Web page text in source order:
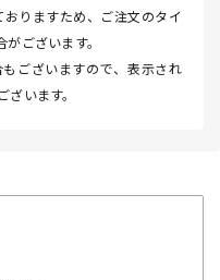
りますため、ご注文のタイ
ございます。
ございますので、表示され
います。